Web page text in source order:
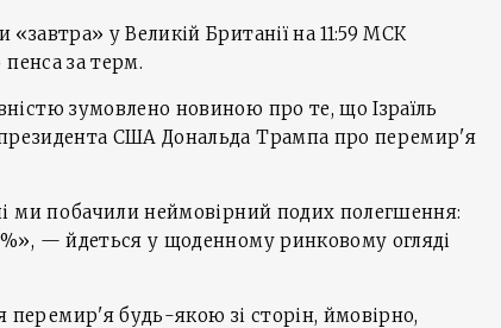
«завтра» у Великій Британії на 11:59 МСК
пенса за терм.
зумовлено новиною про те, що Ізраїль
США Дональда Трампа про перемир'я
ми побачили неймовірний подих полегшення:
— йдеться у щоденному ринковому огляді
будь-якою зі сторін, ймовірно,